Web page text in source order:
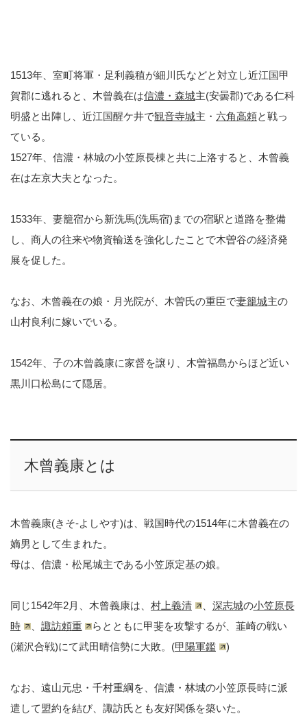
1513年、室町将軍・足利義稙が細川氏などと対立し近江国甲
賀郡に逃れると、木曾義在は信濃・森城主(安曇郡)である仁科
明盛と出陣し、近江国醒ケ井で観音寺城主・ 六角高頼と戦っ
ている。
1527年、信濃・林城の小笠原長棟と共に上洛すると、木曾義
在は左京大夫となった。
1533年、妻籠宿から新洗馬(洗馬宿)までの宿駅と道路を整備
し、商人の往来や物資輸送を強化したことで木曽谷の経済発
展を促した。
なお、木曾義在の娘・月光院が、木曽氏の重臣で妻籠城主の
山村良利に嫁いでいる。
1542年、子の木曾義康に家督を譲り、木曽福島からほど近い
黒川口松島にて隠居。
木曾義康とは
木曾義康(きそ-よしやす)は、戦国時代の1514年に木曾義在の
嫡男として生まれた。
母は、信濃・松尾城主である小笠原定基の娘。
同じ1542年2月、木曾義康は、 村上義清 、 深志城の小笠原長
時
、 諏訪頼重
らとともに甲斐を攻撃するが、韮崎の戦い
(瀬沢合戦)にて武田晴信勢に大敗。(甲陽軍鑑 )
なお、遠山元忠・千村重綱を、信濃・林城の小笠原長時に派
遣して盟約を結び、諏訪氏とも友好関係を築いた。